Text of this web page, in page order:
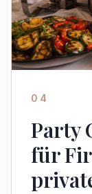
04
Party
für